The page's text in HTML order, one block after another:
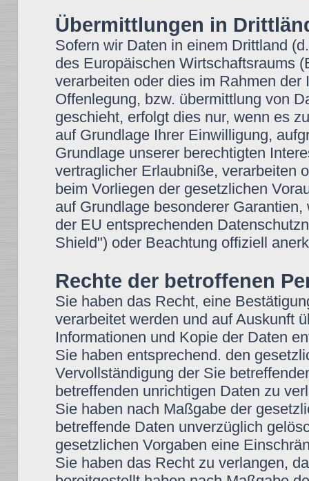
Übermittlungen in
Sofern wir Daten in einem Drittland
des Europäischen Wirtschaftsraums
verarbeiten oder dies im Rahmen
Offenlegung, bzw. übermittlung von
geschieht, erfolgt dies nur, wenn es
auf Grundlage Ihrer Einwilligung,
Grundlage unserer berechtigten
vertraglicher Erlaubniße, verarbeiten
beim Vorliegen der gesetzlichen
auf Grundlage besonderer
der EU entsprechenden
Shield") oder Beachtung offiziell
Rechte der betroffenen
Sie haben das Recht, eine
verarbeitet werden und auf Auskunft
Informationen und Kopie der Daten
Sie haben entsprechend. den
Vervollständigung der Sie
betreffenden unrichtigen Daten zu
Sie haben nach Maßgabe der
betreffende Daten unverzüglich
gesetzlichen Vorgaben eine
Sie haben das Recht zu verlangen,